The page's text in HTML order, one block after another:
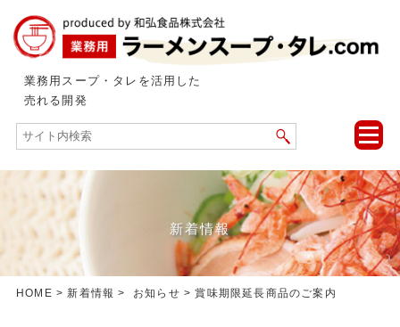
業務用スープ・タレを活用した
売れる開発
toggle
新着情報
HOME >新着情報 > お知らせ > 賞味期限延長商品のご案内